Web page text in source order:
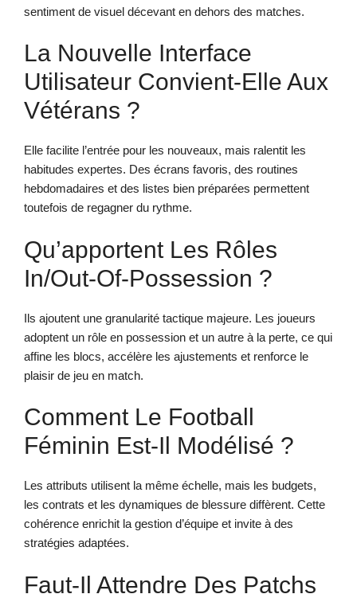
sentiment de visuel décevant en dehors des matches.
La Nouvelle Interface
Utilisateur Convient-Elle Aux
Vétérans ?
Elle facilite l’entrée pour les nouveaux, mais ralentit les
habitudes expertes. Des écrans favoris, des routines
hebdomadaires et des listes bien préparées permettent
toutefois de regagner du rythme.
Qu’apportent Les Rôles
In/Out-Of-Possession ?
Ils ajoutent une granularité tactique majeure. Les joueurs
adoptent un rôle en possession et un autre à la perte, ce qui
affine les blocs, accélère les ajustements et renforce le
plaisir de jeu en match.
Comment Le Football
Féminin Est-Il Modélisé ?
Les attributs utilisent la même échelle, mais les budgets,
les contrats et les dynamiques de blessure diffèrent. Cette
cohérence enrichit la gestion d’équipe et invite à des
stratégies adaptées.
Faut-Il Attendre Des Patchs